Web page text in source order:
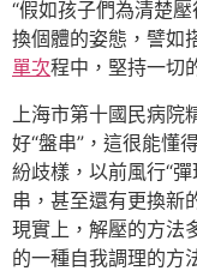
“假如孩子們為清楚
換個體的姿態，譬如
單次程中，堅持一切
上海市第十國民病
好“盤串”，這很能懂
紛歧樣，以前風行“彈
串，甚至還有更換新
現實上，解壓的方法
的一種自我調理的方